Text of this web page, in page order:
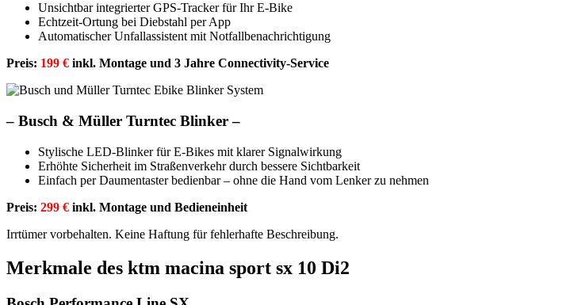
Unsichtbar integrierter GPS-Tracker für Ihr E-Bike
Echtzeit-Ortung bei Diebstahl per App
Automatischer Unfallassistent mit Notfallbenachrichtigung
Preis: 199 € inkl. Montage und 3 Jahre Connectivity-Service
– Busch & Müller Turntec Blinker –
Stylische LED-Blinker für E-Bikes mit klarer Signalwirkung
Erhöhte Sicherheit im Straßenverkehr durch bessere Sichtbarkeit
Einfach per Daumentaster bedienbar – ohne die Hand vom Lenker zu nehmen
Preis: 299 € inkl. Montage und Bedieneinheit
Irrtümer vorbehalten. Keine Haftung für fehlerhafte Beschreibung.
Merkmale des ktm macina sport sx 10 Di2